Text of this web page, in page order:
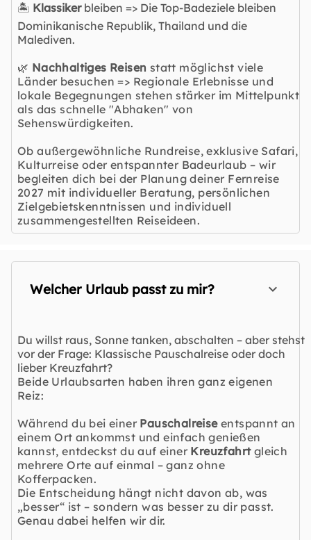
🏝️ Klassiker bleiben => Die Top-Badeziele bleiben
Dominikanische Republik, Thailand und die
Malediven.
🌿 Nachhaltiges Reisen statt möglichst viele
Länder besuchen => Regionale Erlebnisse und
lokale Begegnungen stehen stärker im Mittelpunkt
als das schnelle "Abhaken" von
Sehenswürdigkeiten.
Ob außergewöhnliche Rundreise, exklusive Safari,
Kulturreise oder entspannter Badeurlaub – wir
begleiten dich bei der Planung deiner Fernreise
2027 mit individueller Beratung, persönlichen
Zielgebietskenntnissen und individuell
zusammengestellten Reiseideen.
Welcher Urlaub passt zu mir?
Du willst raus, Sonne tanken, abschalten – aber stehst
vor der Frage: Klassische Pauschalreise oder doch
lieber Kreuzfahrt?
Beide Urlaubsarten haben ihren ganz eigenen
Reiz:
Während du bei einer Pauschalreiseentspannt an
einem Ort ankommst und einfach genießen
kannst, entdeckst du auf einer Kreuzfahrt gleich
mehrere Orte auf einmal – ganz ohne
Kofferpacken.
Die Entscheidung hängt nicht davon ab, was
„besser“ ist – sondern was besser zu dir passt.
Genau dabei helfen wir dir.